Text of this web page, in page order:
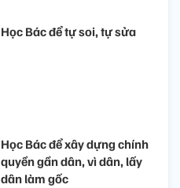
Học Bác để tự soi, tự sửa
Học Bác để xây dựng chính
quyền gần dân, vì dân, lấy
dân làm gốc